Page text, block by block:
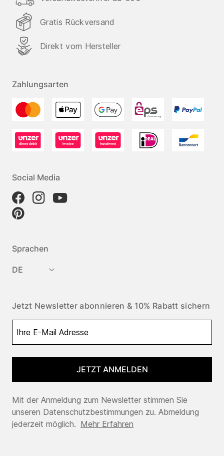
Gratis Rückversand
Direkt vom Hersteller
Zahlungsarten
Social Media
Sprachen
DE
Jetzt Newsletter abonnieren & 10% Rabatt sichern
JETZT ANMELDEN
Mit der Anmeldung zum Newsletter stimmen Sie
unseren Datenschutzbestimmungen zu. Abmeldung
jederzeit möglich. Mehr Erfahren